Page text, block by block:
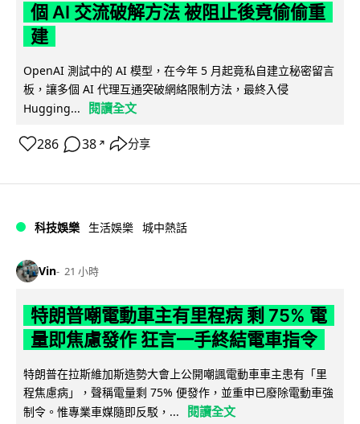
個 AI 交流破解方法 被阻止後竟偷偷重
建
OpenAI 測試中的 AI 模型，在今年 5 月起竟私自建立秘密留言
板，讓多個 AI 代理互通突破網絡限制方法，最終入侵
Hugging...
閱讀全文
286 38 ↗ 分享
科技娛樂 生活娛樂 城中熱話
Vin 21 小時
特朗普嘲電動車主有里程病 剩 75% 電
量即焦慮發作 狂言一手終結電車指令
特朗普在拉斯維加斯造勢大會上公開嘲諷電動車車主患有「里
程焦慮病」，聲稱電量剩 75% 便發作，並重申已廢除電動車強
制令。惟專業車媒隨即反駁，...
閱讀全文